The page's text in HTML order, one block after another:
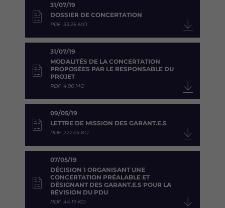
31/07/19
DOSSIER DE CONCERTATION
PDF, 33.26 MO
31/07/19
MODALITÉS DE LA CONCERTATION
PROPOSÉES PAR LE RESPONSABLE DU
PROJET
PDF, 4.96 MO
09/05/19
LETTRE DE MISSION DES GARANT.E.S
PDF, 277.45 KO
07/05/19
DÉCISION 1 ORGANISANT UNE
CONCERTATION PRÉALABLE ET
DÉSIGNANT DES GARANT.E.S POUR LA
RÉVISION DU PDU
PDF, 44.19 KO